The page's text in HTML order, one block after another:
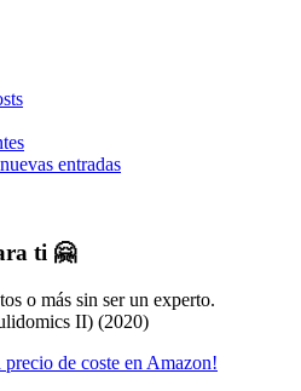
entradas
ti 🤗
o más sin ser un experto.
II) (2020)